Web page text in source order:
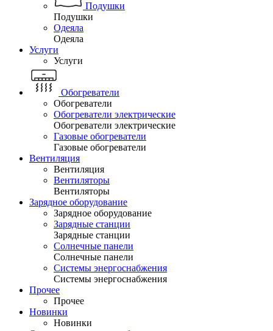
Подушки
Подушки
Одеяла
Одеяла
Услуги
Услуги
Обогреватели
Обогреватели
Обогреватели электрические
Обогреватели электрические
Газовые обогреватели
Газовые обогреватели
Вентиляция
Вентиляция
Вентиляторы
Вентиляторы
Зарядное оборудование
Зарядное оборудование
Зарядные станции
Зарядные станции
Солнечные панели
Солнечные панели
Системы энергоснабжения
Системы энергоснабжения
Прочее
Прочее
Новинки
Новинки